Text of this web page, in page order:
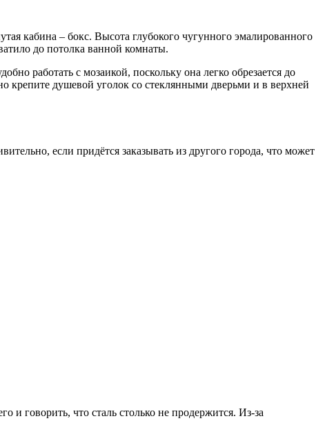
кабина – бокс. Высота глубокого чугунного эмалированного
до потолка ванной комнаты.
работать с мозаикой, поскольку она легко обрезается до
душевой уголок со стеклянными дверьми и в верхней
если придётся заказывать из другого города, что может
и говорить, что сталь столько не продержится. Из-за